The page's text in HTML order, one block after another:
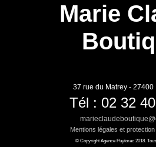
Marie
37 rue du Matrey - 27400
Tél : 02 32
Mentions légales et
© Copyright Agence Puytorac 2018.